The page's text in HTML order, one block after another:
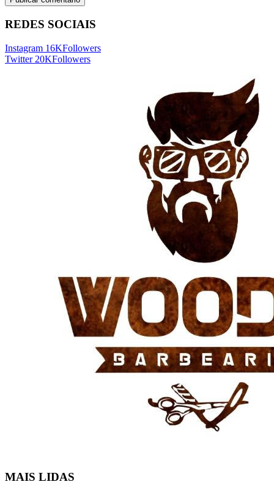
REDES SOCIAIS
Instagram 16KFollowers
Twitter 20KFollowers
MAIS LIDAS